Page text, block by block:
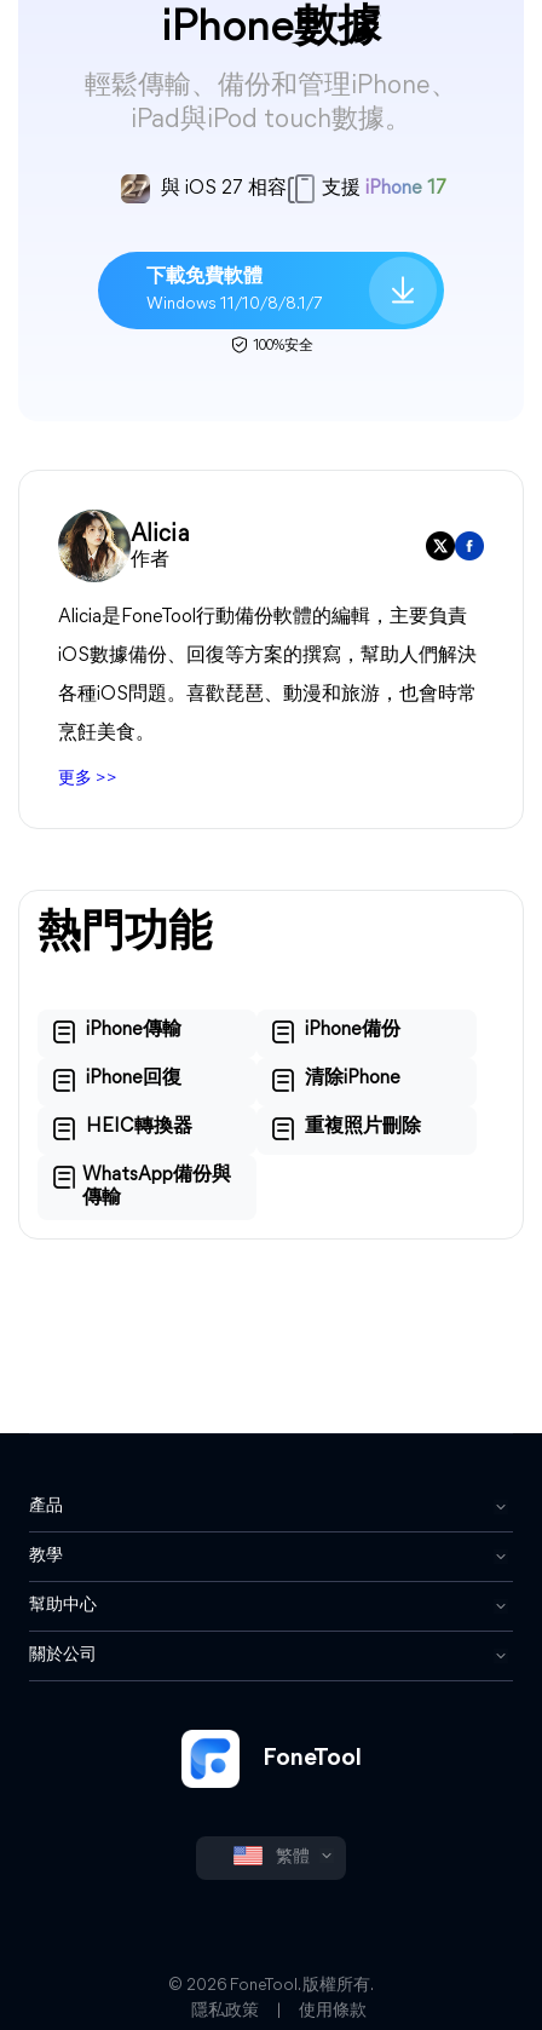
iPhone數據
輕鬆傳輸、備份和管理iPhone、
iPad與iPod touch數據。
與 iOS 27 相容 支援 iPhone 17
下載免費軟體
Windows 11/10/8/8.1/7
100%安全
Alicia
作者
Alicia是FoneTool行動備份軟體的編輯，主要負責
iOS數據備份、回復等方案的撰寫，幫助人們解決
各種iOS問題。喜歡琵琶、動漫和旅游，也會時常
烹飪美食。
更多 >>
熱門功能
iPhone傳輸 iPhone備份
iPhone回復 清除iPhone
HEIC轉換器 重複照片刪除
WhatsApp備份與
傳輸
FoneTool
繁體
產品
教學
幫助中心
關於公司
© 2026 FoneTool. 版權所有.
隱私政策
使用條款